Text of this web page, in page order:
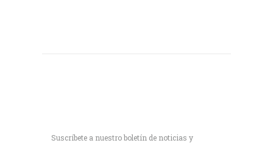
Suscríbete a nuestro boletín de noticias y